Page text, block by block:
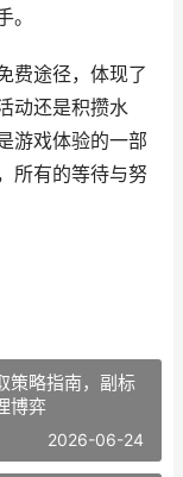
费途径，体现了
动还是积攒水
游戏体验的一部
所有的等待与努
策略指南，副标
博弈
2026-06-24